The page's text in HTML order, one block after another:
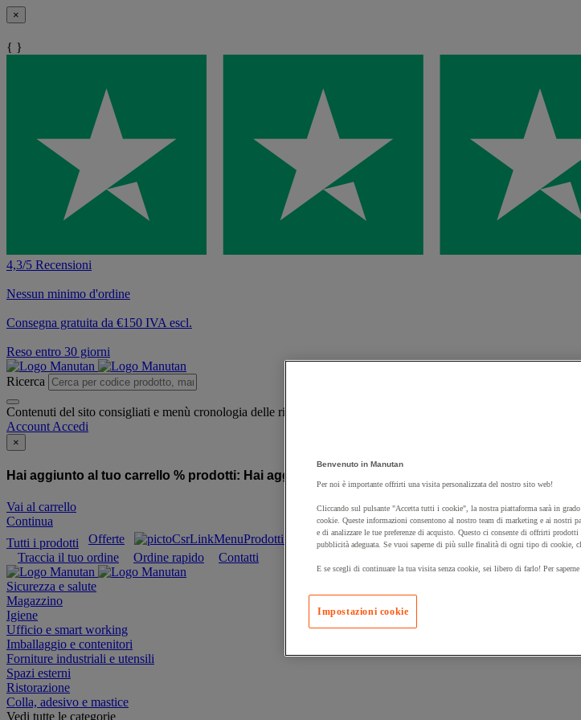
×
{ }
4,3/5 Recensioni
Nessun minimo d'ordine
Consegna gratuita da €150 IVA escl.
Reso entro 30 giorni
Ricerca
Contenuti del sito consigliati e menù cronologia delle ricerche
Account Accedi
×
Hai aggiunto al tuo carrello % prodotti: Hai aggiunto al tuo carrello un prodotto:
Vai al carrello
Continua
Tutti i prodotti
Offerte Prodotti sostenibili Manutan
Traccia il tuo ordine
Ordine rapido Contatti
Sicurezza e salute
Magazzino
Igiene
Ufficio e smart working
Imballaggio e contenitori
Forniture industriali e utensili
Spazi esterni
Ristorazione
Colla, adesivo e mastice
Vedi tutte le categorie
Benvenuto in Manutan
Per noi è importante offrirti una visita personalizzata del nostro sito web!
Cliccando sul pulsante "Accetta tutti i cookie", la nostra piattaforma sarà in
cookie. Queste informazioni consentono al nostro team di marketing e ai nostri
e di analizzare le tue preferenze di acquisto. Questo ci consente di offrirti prodotti
pubblicità adeguata. Se vuoi saperne di più sulle finalità di ogni tipo di cookie,
E se scegli di continuare la tua visita senza cookie, sei libero di farlo! Per
Impostazioni cookie